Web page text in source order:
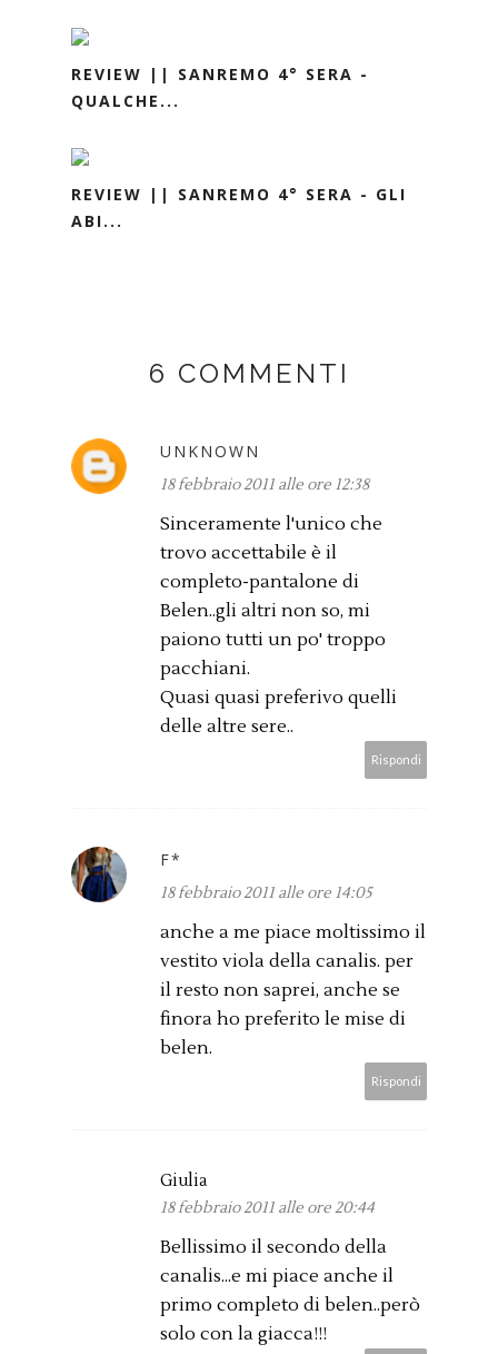
REVIEW || SANREMO 4° SERA -
QUALCHE...
REVIEW || SANREMO 4° SERA - GLI
ABI...
6 COMMENTI
UNKNOWN
18 febbraio 2011 alle ore 12:38
Sinceramente l'unico che
trovo accettabile è il
completo-pantalone di
Belen..gli altri non so, mi
paiono tutti un po' troppo
pacchiani.
Quasi quasi preferivo quelli
delle altre sere..
Rispondi
F*
18 febbraio 2011 alle ore 14:05
anche a me piace moltissimo il
vestito viola della canalis. per
il resto non saprei, anche se
finora ho preferito le mise di
belen.
Rispondi
Giulia
18 febbraio 2011 alle ore 20:44
Bellissimo il secondo della
canalis...e mi piace anche il
primo completo di belen..però
solo con la giacca!!!